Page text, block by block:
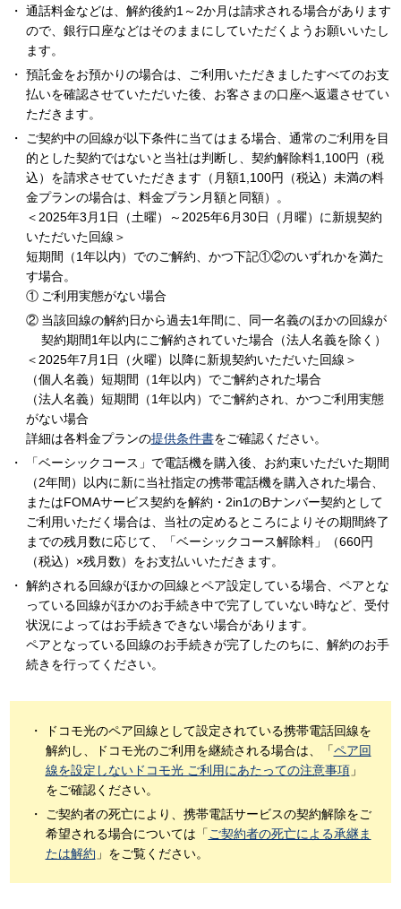
通話料金などは、解約後約1～2か月は請求される場合があります
ので、銀行口座などはそのままにしていただくようお願いいたし
ます。
預託金をお預かりの場合は、ご利用いただきましたすべてのお支
払いを確認させていただいた後、お客さまの口座へ返還させてい
ただきます。
ご契約中の回線が以下条件に当てはまる場合、通常のご利用を目
的とした契約ではないと当社は判断し、契約解除料1,100円（税
込）を請求させていただきます（月額1,100円（税込）未満の料
金プランの場合は、料金プラン月額と同額）。
＜2025年3月1日（土曜）～2025年6月30日（月曜）に新規契約
いただいた回線＞
短期間（1年以内）でのご解約、かつ下記①②のいずれかを満た
す場合。
ご利用実態がない場合
当該回線の解約日から過去1年間に、同一名義のほかの回線が
契約期間1年以内にご解約されていた場合（法人名義を除く）
＜2025年7月1日（火曜）以降に新規契約いただいた回線＞
（個人名義）短期間（1年以内）でご解約された場合
（法人名義）短期間（1年以内）でご解約され、かつご利用実態
がない場合
詳細は各料金プランの提供条件書をご確認ください。
「ベーシックコース」で電話機を購入後、お約束いただいた期間
（2年間）以内に新に当社指定の携帯電話機を購入された場合、
またはFOMAサービス契約を解約・2in1のBナンバー契約として
ご利用いただく場合は、当社の定めるところによりその期間終了
までの残月数に応じて、「ベーシックコース解除料」（660円
（税込）×残月数）をお支払いいただきます。
解約される回線がほかの回線とペア設定している場合、ペアとな
っている回線がほかのお手続き中で完了していない時など、受付
状況によってはお手続きできない場合があります。
ペアとなっている回線のお手続きが完了したのちに、解約のお手
続きを行ってください。
ドコモ光のペア回線として設定されている携帯電話回線を
解約し、ドコモ光のご利用を継続される場合は、「ペア回
線を設定しないドコモ光 ご利用にあたっての注意事項」
をご確認ください。
ご契約者の死亡により、携帯電話サービスの契約解除をご
希望される場合については「 ご契約者の死亡による承継ま
たは解約 」をご覧ください。